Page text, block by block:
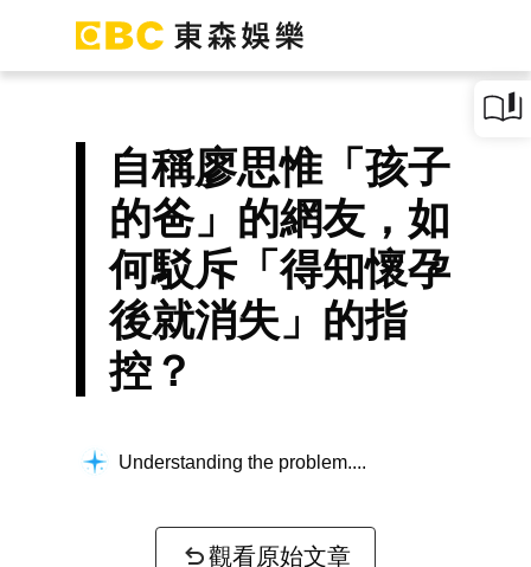
自稱廖思惟「孩子
的爸」的網友，如
何駁斥「得知懷孕
後就消失」的指
控？
Understanding the problem...
觀看原始文章